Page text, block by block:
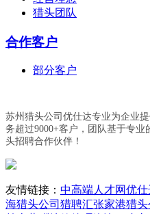
猎头团队
合作客户
部分客户
苏州猎头公司优仕达专业为企业
务超过9000+客户，团队基于专
头招聘合作伙伴！
友情链接： 中高端人才网优仕
海猎头公司 猎聘汇张家港猎头